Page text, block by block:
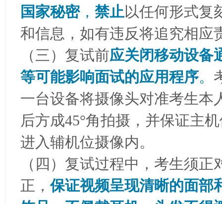
国家秘密， 禁止以任何形式复
和信息，如有违反将追究相应
（三）复试前应关闭移动设备
等可能影响面试的应用程序。
一台设备将摄像头对准考生本
后方成45°角拍摄，并保证主
进入辅机位摄像内。
（四）复试过程中，考生须
正，保证视频呈现清晰的面部